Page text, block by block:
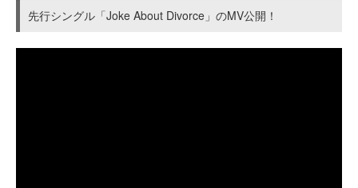
Soundcloud
to indienative
先行シングル「Joke About Divorce」のMV公開！